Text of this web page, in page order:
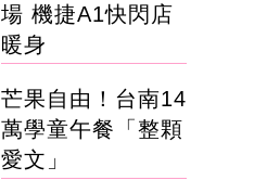
場 機捷A1快閃店
暖身
芒果自由！台南14
萬學童午餐「整顆
愛文」